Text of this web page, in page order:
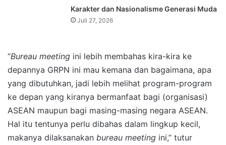
Karakter dan Nasionalisme Generasi Muda
Juli 27, 2026
“Bureau meeting ini lebih membahas kira-kira ke
depannya GRPN ini mau kemana dan bagaimana, apa
yang dibutuhkan, jadi lebih melihat program-program
ke depan yang kiranya bermanfaat bagi (organisasi)
ASEAN maupun bagi masing-masing negara ASEAN.
Hal itu tentunya perlu dibahas dalam lingkup kecil,
makanya dilaksanakan bureau meeting ini,” tutur